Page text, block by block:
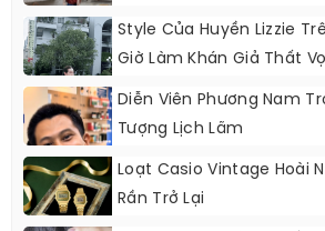
Style Của Huyền Lizzie
Giờ Làm Khán Giả Thất
Diễn Viên Phương Nam
Tượng Lịch Lãm
Loạt Casio Vintage Hoài
Rần Trở Lại